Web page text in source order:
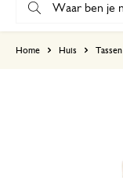
Home Huis Tassen